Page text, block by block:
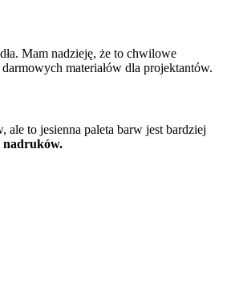
Mam nadzieję, że to chwilowe
materiałów dla projektantów.
to jesienna paleta barw jest bardziej
nadruków.